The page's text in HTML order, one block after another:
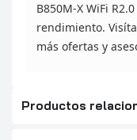
B850M-X WiFi
rendimiento.
más ofertas y
Productos